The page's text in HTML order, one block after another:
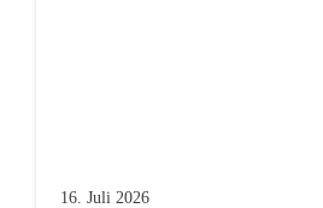
16. Juli 2026